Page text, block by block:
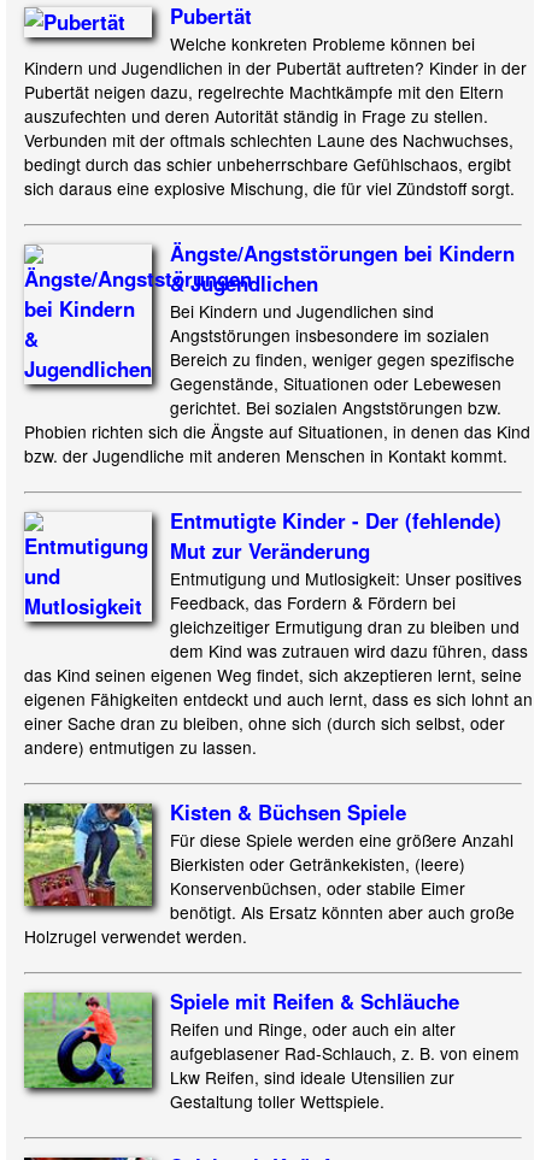
Pubertät
Welche konkreten Probleme können bei
Kindern und Jugendlichen in der Pubertät auftreten? Kinder in der
Pubertät neigen dazu, regelrechte Machtkämpfe mit den Eltern
auszufechten und deren Autorität ständig in Frage zu stellen.
Verbunden mit der oftmals schlechten Laune des Nachwuchses,
bedingt durch das schier unbeherrschbare Gefühlschaos, ergibt
sich daraus eine explosive Mischung, die für viel Zündstoff sorgt.
Ängste/Angststörungen bei Kindern
& Jugendlichen
Bei Kindern und Jugendlichen sind
Angststörungen insbesondere im sozialen
Bereich zu finden, weniger gegen spezifische
Gegenstände, Situationen oder Lebewesen
gerichtet. Bei sozialen Angststörungen bzw.
Phobien richten sich die Ängste auf Situationen, in denen das Kind
bzw. der Jugendliche mit anderen Menschen in Kontakt kommt.
Entmutigte Kinder - Der (fehlende)
Mut zur Veränderung
Entmutigung und Mutlosigkeit: Unser positives
Feedback, das Fordern & Fördern bei
gleichzeitiger Ermutigung dran zu bleiben und
dem Kind was zutrauen wird dazu führen, dass
das Kind seinen eigenen Weg findet, sich akzeptieren lernt, seine
eigenen Fähigkeiten entdeckt und auch lernt, dass es sich lohnt an
einer Sache dran zu bleiben, ohne sich (durch sich selbst, oder
andere) entmutigen zu lassen.
Kisten & Büchsen Spiele
Für diese Spiele werden eine größere Anzahl
Bierkisten oder Getränkekisten, (leere)
Konservenbüchsen, oder stabile Eimer
benötigt. Als Ersatz könnten aber auch große
Holzrugel verwendet werden.
Spiele mit Reifen & Schläuche
Reifen und Ringe, oder auch ein alter
aufgeblasener Rad-Schlauch, z. B. von einem
Lkw Reifen, sind ideale Utensilien zur
Gestaltung toller Wettspiele.